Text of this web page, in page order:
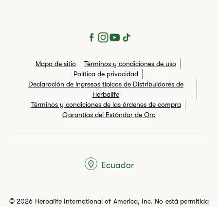
Mapa de sitio
Términos y condiciones de uso
Política de privacidad
Declaración de ingresos típicos de Distribuidores de
Herbalife
Términos y condiciones de las órdenes de compra
Garantías del Estándar de Oro
© 2026 Herbalife International of America, Inc. No está permitida
Ecuador